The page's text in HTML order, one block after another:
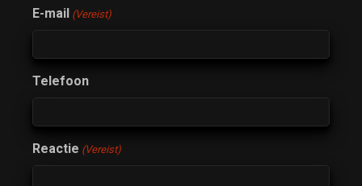
E-mail (Vereist)
Telefoon
Reactie (Vereist)